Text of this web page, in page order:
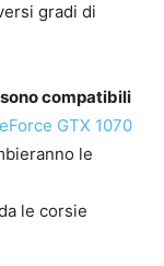
gradi di
compatibili
GTX 1070
le
le corsie